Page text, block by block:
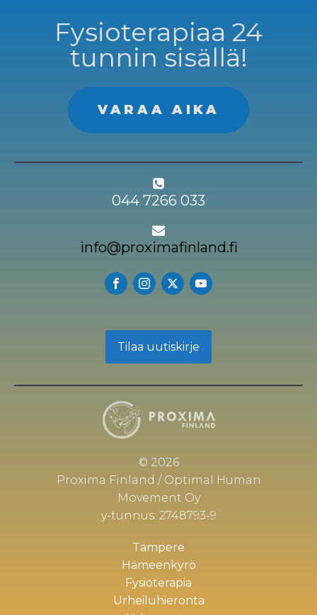
Fysioterapiaa 24
tunnin sisällä!
VARAA AIKA
044 7266 033
info@proximafinland.fi
Tilaa uutiskirje
© 2026
Proxima Finland / Optimal Human
Movement Oy
y-tunnus: 2748793-9
Tampere
Hämeenkyrö
Fysioterapia
Urheiluhieronta